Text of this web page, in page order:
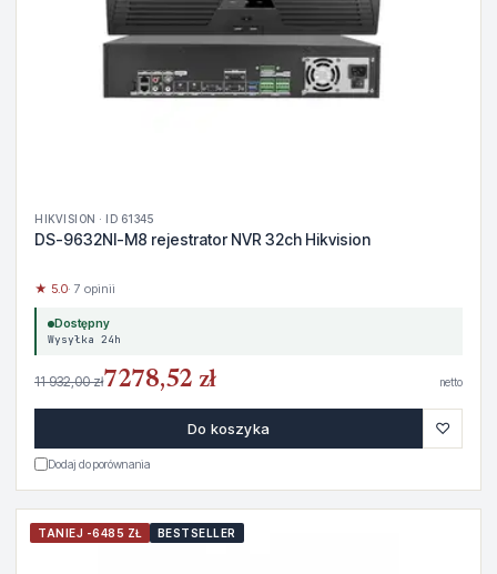
HIKVISION · ID 61345
DS-9632NI-M8 rejestrator NVR 32ch Hikvision
★ 5.0· 7 opinii
Dostępny
Wysyłka 24h
11 932,00 zł7278,52 zł netto
Do koszyka ♡
Dodaj do porównania
TANIEJ -6485 ZŁ BESTSELLER